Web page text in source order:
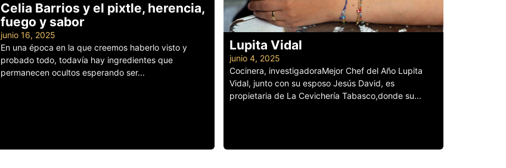
Celia Barrios y el pixtle, herencia,
fuego y sabor
junio 16, 2025
En una época en la que creemos haberlo visto y
probado todo, todavía hay ingredientes que
permanecen ocultos esperando ser...
Lupita Vidal
junio 4, 2025
Cocinera, investigadoraMejor Chef del Año Lupita
Vidal, junto con su esposo Jesús David, es
propietaria de La Cevichería Tabasco,donde su...